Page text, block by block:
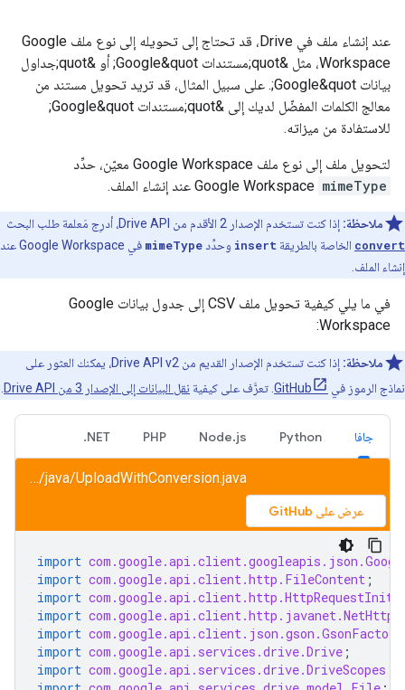
عند إنشاء ملف في Drive، قد تحتاج إلى تحويله إلى نوع ملف Google
Workspace، مثل &quot;مستندات Google&quot; أو &quot;جداول
بيانات Google&quot;. على سبيل المثال، قد تريد تحويل مستند من
معالج الكلمات المفضّل لديك إلى &quot;مستندات Google&quot;
للاستفادة من ميزاته.
لتحويل ملف إلى نوع ملف Google Workspace معيّن، حدِّد
mimeType
ملاحظة: إذا كنت تستخدم الإصدار 2 الأقدم من Drive API، أدرِج مَعلمة طلب البحث
convert الخاصة بالطريقة insert وحدِّد mimeType
في Google Workspace عند
إنشاء الملف.
في ما يلي كيفية تحويل ملف CSV إلى جدول بيانات Google
Workspace:
ملاحظة:
إذا كنت تستخدم الإصدار القديم من Drive API v2، يمكنك العثور على
نماذج الرموز في
GitHub . تعرَّف على كيفية نقل البيانات إلى الإصدار 3 من Drive API
جافا Python
Node.js
PHP
NET.
drive/snippets/drive_v3/src/main/java/UploadWithConversion.java
عرض على GitHub
import
import com.google.api.client.http.FileContent ;
import
import
import com.google.api.client.json.gson.GsonFactory
import com.google.api.services.drive.Drive ;
import com.google.api.services.drive.DriveScopes